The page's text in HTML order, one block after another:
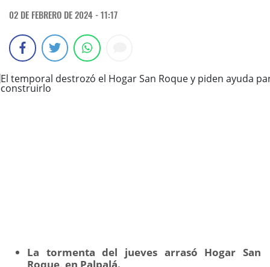
02 DE FEBRERO DE 2024 - 11:17
La tormenta del jueves arrasó Hogar San
Roque, en Palpalá.